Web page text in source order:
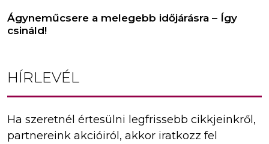
Ágyneműcsere a melegebb időjárásra – Így
csináld!
HÍRLEVÉL
Ha szeretnél értesülni legfrissebb cikkjeinkről,
partnereink akcióiról, akkor iratkozz fel